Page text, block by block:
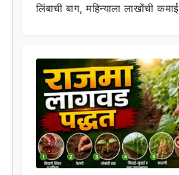
लिंबाची बाग, महिन्याला लाखोंची कमाई